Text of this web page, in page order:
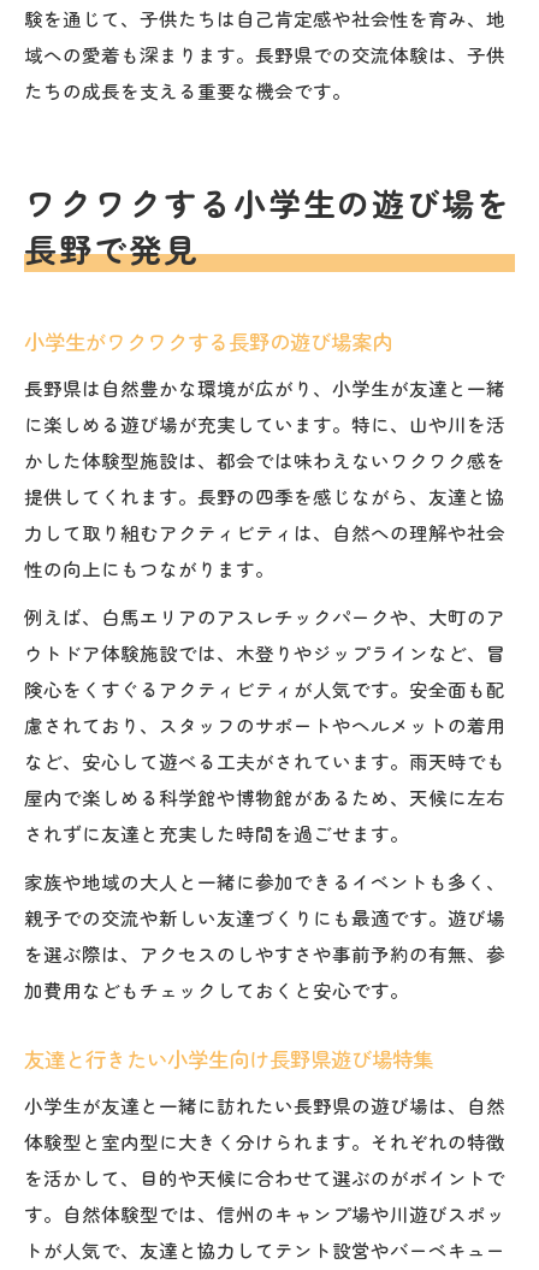
験を通じて、子供たちは自己肯定感や社会性を育み、地
域への愛着も深まります。長野県での交流体験は、子供
たちの成長を支える重要な機会です。
ワクワクする小学生の遊び場を
長野で発見
小学生がワクワクする長野の遊び場案内
長野県は自然豊かな環境が広がり、小学生が友達と一緒
に楽しめる遊び場が充実しています。特に、山や川を活
かした体験型施設は、都会では味わえないワクワク感を
提供してくれます。長野の四季を感じながら、友達と協
力して取り組むアクティビティは、自然への理解や社会
性の向上にもつながります。
例えば、白馬エリアのアスレチックパークや、大町のア
ウトドア体験施設では、木登りやジップラインなど、冒
険心をくすぐるアクティビティが人気です。安全面も配
慮されており、スタッフのサポートやヘルメットの着用
など、安心して遊べる工夫がされています。雨天時でも
屋内で楽しめる科学館や博物館があるため、天候に左右
されずに友達と充実した時間を過ごせます。
家族や地域の大人と一緒に参加できるイベントも多く、
親子での交流や新しい友達づくりにも最適です。遊び場
を選ぶ際は、アクセスのしやすさや事前予約の有無、参
加費用などもチェックしておくと安心です。
友達と行きたい小学生向け長野県遊び場特集
小学生が友達と一緒に訪れたい長野県の遊び場は、自然
体験型と室内型に大きく分けられます。それぞれの特徴
を活かして、目的や天候に合わせて選ぶのがポイントで
す。自然体験型では、信州のキャンプ場や川遊びスポッ
トが人気で、友達と協力してテント設営やバーベキュー